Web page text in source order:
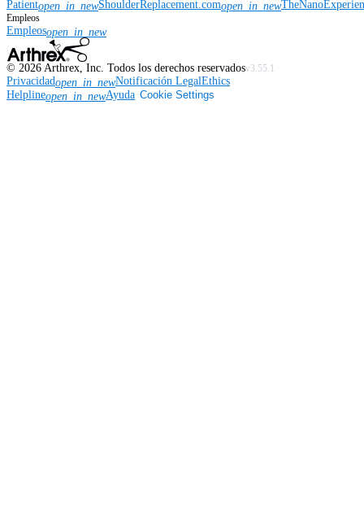
Patientopen_in_newShoulderReplacement.comopen_in_new
Empleos
Empleosopen_in_new
© 2026 Arthrex, Inc. Todos los derechos reservadosv3.55.1
Privacidadopen_in_newNotificación LegalEthics
Helplineopen_in_newAyuda Cookie Settings